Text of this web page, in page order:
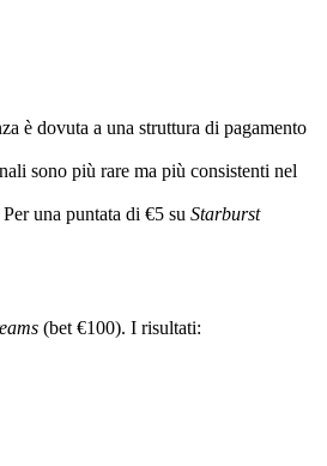
è dovuta a una struttura di pagamento
sono più rare ma più consistenti nel
una puntata di €5 su Starburst
(bet €100). I risultati: